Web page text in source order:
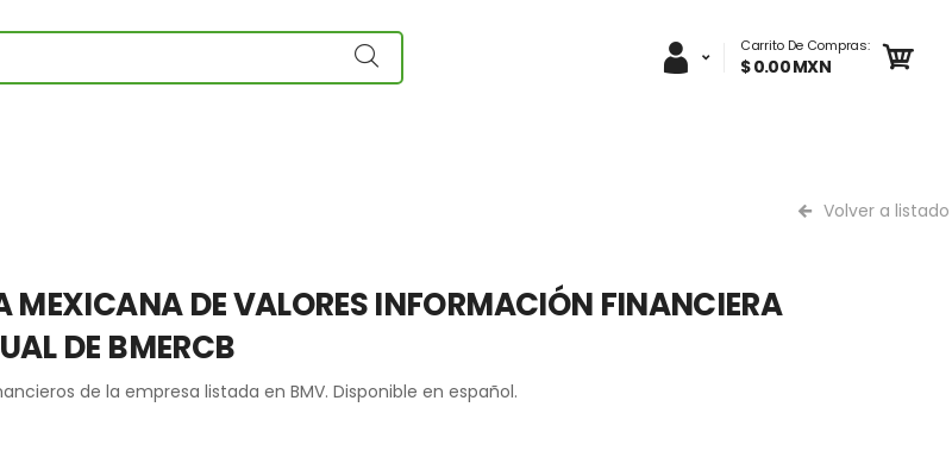
Carrito De Compras:
$ 0.00 MXN
Volver a listado
MEXICANA DE VALORES INFORMACIÓN FINANCIERA
DE BMERCB
de la empresa listada en BMV. Disponible en español.